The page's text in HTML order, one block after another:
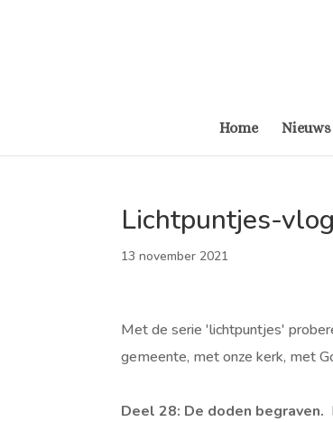
Home Nieuws
Lichtpuntjes-
13 november 2021
Met de serie 'lichtpuntjes'
gemeente, met onze kerk, met
Deel 28: De doden begraven.